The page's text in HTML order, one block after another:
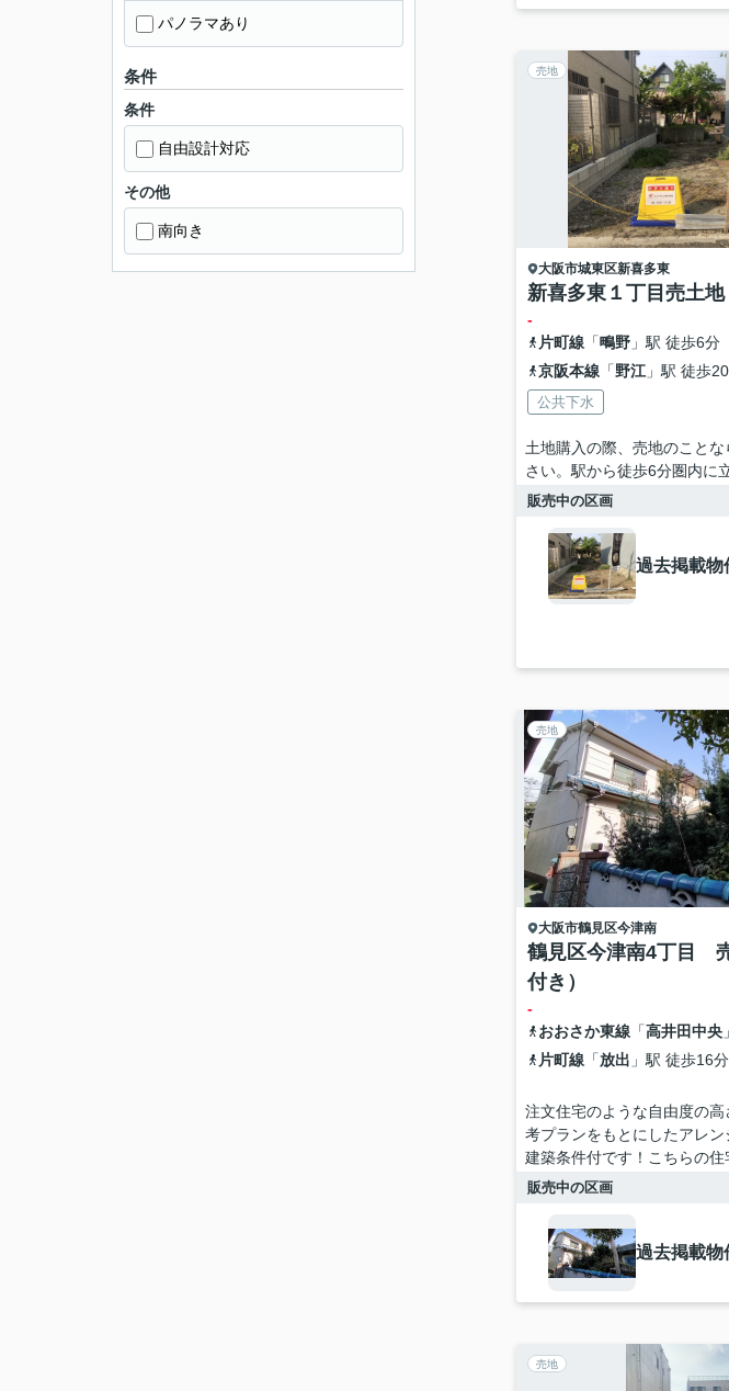
売地
大阪市城東区新喜多東
新喜多東１丁目売土地
-
片町線「鴫野」駅 徒歩6分
京阪本線「野江」駅 徒歩
公共下水
土地購入の際、売地のこと
さい。駅から徒歩6分圏内に
販売中の区画
過去掲載物
売地
大阪市鶴見区今津南
鶴見区今津南4丁目
付き）
-
おおさか東線「高井田中央
片町線「放出 」駅 徒歩16分
注文住宅のような自由度の
考プランをもとにしたアレ
建築条件付です！こちらの住
販売中の区画
過去掲載物
売地
パノラマあり
条件
条件
自由設計対応
その他
南向き